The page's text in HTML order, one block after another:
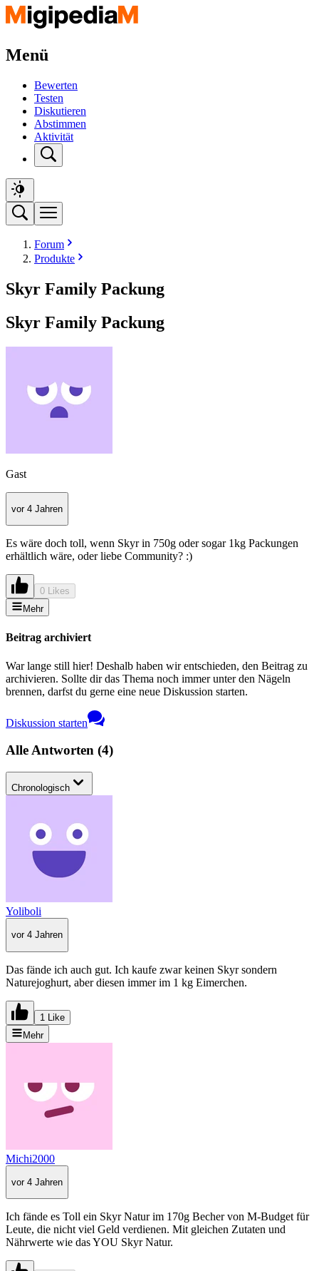
Menü
Bewerten
Testen
Diskutieren
Abstimmen
Aktivität
Forum
Produkte
Skyr Family Packung
Skyr Family Packung
Gast
vor 4 Jahren
Es wäre doch toll, wenn Skyr in 750g oder sogar 1kg Packungen
erhältlich wäre, oder liebe Community? :)
0 Likes
Mehr
Beitrag archiviert
War lange still hier! Deshalb haben wir entschieden, den Beitrag zu
archivieren. Sollte dir das Thema noch immer unter den Nägeln
brennen, darfst du gerne eine neue Diskussion starten.
Diskussion starten
Alle Antworten (4)
Chronologisch
Yoliboli
vor 4 Jahren
Das fände ich auch gut. Ich kaufe zwar keinen Skyr sondern
Naturejoghurt, aber diesen immer im 1 kg Eimerchen.
1 Like
Mehr
Michi2000
vor 4 Jahren
Ich fände es Toll ein Skyr Natur im 170g Becher von M-Budget für
Leute, die nicht viel Geld verdienen. Mit gleichen Zutaten und
Nährwerte wie das YOU Skyr Natur.